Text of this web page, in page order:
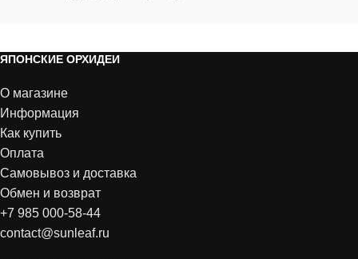
ЯПОНСКИЕ ОРХИДЕИ
О магазине
Информация
Как купить
Оплата
Самовывоз и доставка
Обмен и возврат
+7 985 000-58-44
contact@sunleaf.ru